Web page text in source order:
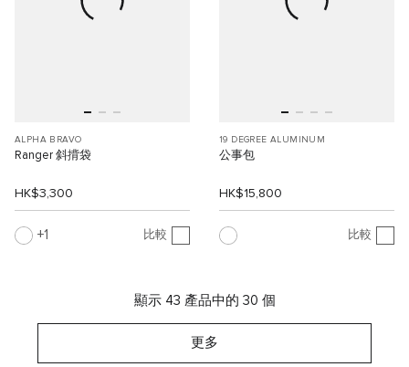
ALPHA BRAVO
Ranger 斜揹袋
HK$3,300
1 比較
19 DEGREE ALUMINUM
公事包
HK$15,800
比較
顯示 43 產品中的 30 個
更多